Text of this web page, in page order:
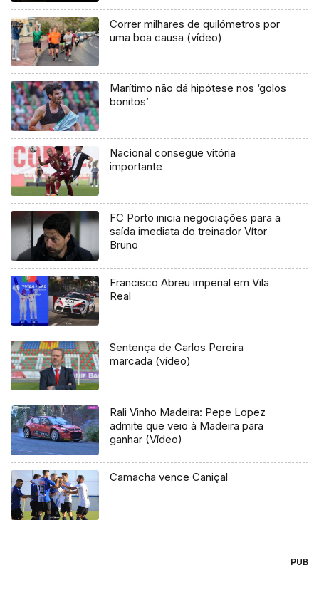
Correr milhares de quilómetros por
uma boa causa (vídeo)
Marítimo não dá hipótese nos ‘golos
bonitos’
Nacional consegue vitória
importante
FC Porto inicia negociações para a
saída imediata do treinador Vítor
Bruno
Francisco Abreu imperial em Vila
Real
Sentença de Carlos Pereira
marcada (vídeo)
Rali Vinho Madeira: Pepe Lopez
admite que veio à Madeira para
ganhar (Vídeo)
Camacha vence Caniçal
PUB